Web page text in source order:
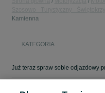
Kamienna
KATEGORIA
Mapa kategorii